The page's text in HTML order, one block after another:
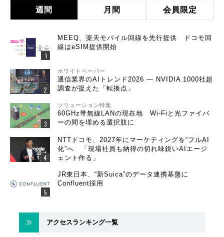
週間 月間 会員限定
MEEQ、楽天モバイル回線を先行提供 ドコモ回
線はeSIM提供開始
ホワイトペーパー
通信業界のAIトレンド2026 ― NVIDIA 1000社超
調査が捉えた「転換点」
ソリューション特集
60GHz帯無線LANの現在地 Wi-Fiと光ファイバ
ーの間を埋める選択肢に
NTTドコモ、2027年にマーケティングを“フルAI
化”へ 「現場社員も納得の切れ味鋭いAIエージ
ェント作る」
JR東日本、“新Suica”のデータ連携基盤に
Confluent採用
アクセスランキング一覧